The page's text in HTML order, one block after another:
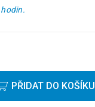
PŘIDAT DO KOŠÍKU